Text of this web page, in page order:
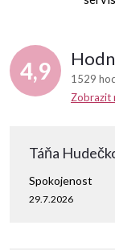
4,9
1529
Zobrazit
Táňa
29.7.2026
Spokojenost